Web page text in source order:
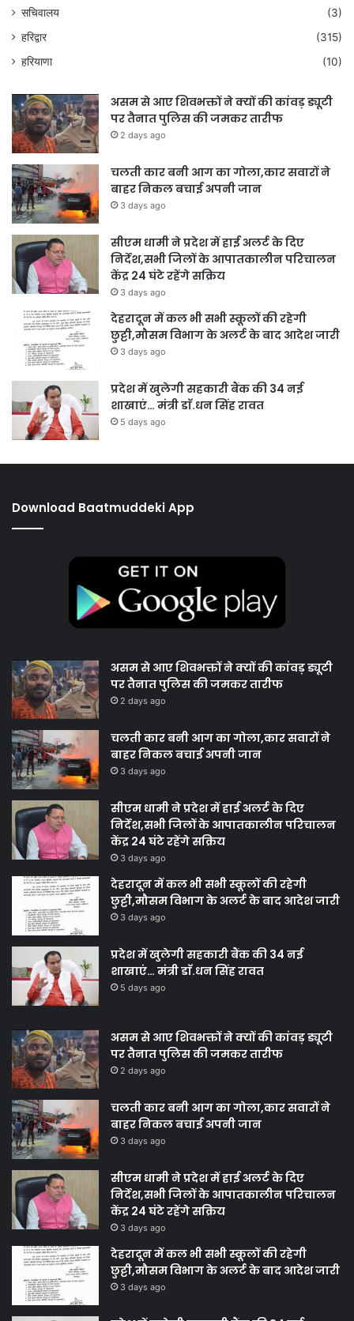
सचिवालय
(3)
हरिद्वार
(315)
हरियाणा
(10)
असम से आए शिवभक्तों ने क्यों की कांवड़ ड्यूटी
पर तैनात पुलिस की जमकर तारीफ
2 days ago
चलती कार बनी आग का गोला,कार सवारों ने
बाहर निकल बचाई अपनी जान
3 days ago
सीएम धामी ने प्रदेश में हाई अलर्ट के दिए
निर्देश,सभी जिलों के आपातकालीन परिचालन
केंद्र 24 घंटे रहेंगे सक्रिय
3 days ago
देहरादून में कल भी सभी स्कूलों की रहेगी
छुट्टी,मौसम विभाग के अलर्ट के बाद आदेश जारी
3 days ago
प्रदेश में खुलेगी सहकारी बैंक की 34 नई
शाखाएं… मंत्री डाॅ.धन सिंह रावत
5 days ago
Download Baatmuddeki App
असम से आए शिवभक्तों ने क्यों की कांवड़ ड्यूटी
पर तैनात पुलिस की जमकर तारीफ
2 days ago
चलती कार बनी आग का गोला,कार सवारों ने
बाहर निकल बचाई अपनी जान
3 days ago
सीएम धामी ने प्रदेश में हाई अलर्ट के दिए
निर्देश,सभी जिलों के आपातकालीन परिचालन
केंद्र 24 घंटे रहेंगे सक्रिय
3 days ago
देहरादून में कल भी सभी स्कूलों की रहेगी
छुट्टी,मौसम विभाग के अलर्ट के बाद आदेश जारी
3 days ago
प्रदेश में खुलेगी सहकारी बैंक की 34 नई
शाखाएं… मंत्री डाॅ.धन सिंह रावत
5 days ago
असम से आए शिवभक्तों ने क्यों की कांवड़ ड्यूटी
पर तैनात पुलिस की जमकर तारीफ
2 days ago
चलती कार बनी आग का गोला,कार सवारों ने
बाहर निकल बचाई अपनी जान
3 days ago
सीएम धामी ने प्रदेश में हाई अलर्ट के दिए
निर्देश,सभी जिलों के आपातकालीन परिचालन
केंद्र 24 घंटे रहेंगे सक्रिय
3 days ago
देहरादून में कल भी सभी स्कूलों की रहेगी
छुट्टी,मौसम विभाग के अलर्ट के बाद आदेश जारी
3 days ago